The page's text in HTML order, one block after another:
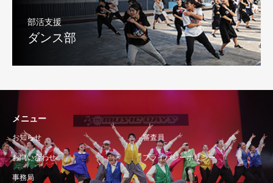
部活支援
ダンス部
メニュー
お知らせ 審査員
お問い合わせ プライバシーポリシー
事務局